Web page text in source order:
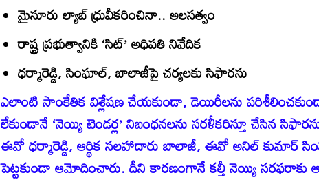
మైసూరు ల్యాబ్‌ ధ్రువీకరించినా.. అలసత్వం
రాష్ట్ర ప్రభుత్వానికి ‘సిట్‌’ అధిపతి నివేదిక
ధర్మారెడ్డి, సింఘాల్‌, బాలాజీపై చర్యలకు సిఫారసు
ఎలాంటి సాంకేతిక విశ్లేషణ చేయకుండా, డెయిరీలను
లేకుండానే ‘నెయ్యి టెండర్ల’ నిబంధనలను సరళీకరిస్తూ చేసిన
ఈవో ధర్మారెడ్డి, ఆర్థిక సలహాదారు బాలాజీ, ఈవో అనిల్‌ కుమార్‌
పెట్టకుండా ఆమోదించారు. దీని కారణంగానే కల్తీ నెయ్యి సరఫరాకు